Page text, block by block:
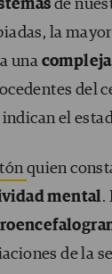
de
la
una compleja
del
el
quien
mental.
de la